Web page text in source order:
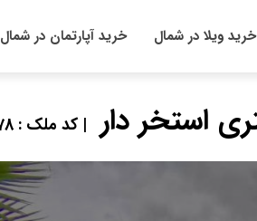
خرید ویلا در شمال خرید آپارتمان در شمال
| کد ملک : 138678